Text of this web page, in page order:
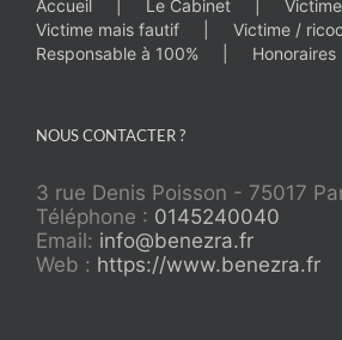
Accueil Le Cabinet
Victime mais fautif
Victime /
Responsable à 100%
Honoraires
NOUS CONTACTER ?
3 rue Denis Poisson - 75017
Téléphone : 0145240040
Email: info@benezra.fr
Web : https://www.benezra.fr